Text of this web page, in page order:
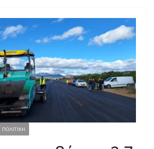
ΠΟΛΙΤΙΚΗ